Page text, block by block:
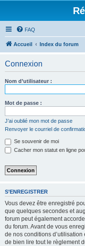
FAQ
Accueil Index du forum
Connexion
Nom d’utilisateur :
Mot de passe :
J’ai oublié mon mot de passe
Renvoyer le courriel de
Se souvenir de moi
Cacher mon statut en ligne
S’ENREGISTRER
Vous devez être enregistré
que quelques secondes et
forum peut également
du forum. Avant de vous
de nos conditions
de bien lire tout le règlement